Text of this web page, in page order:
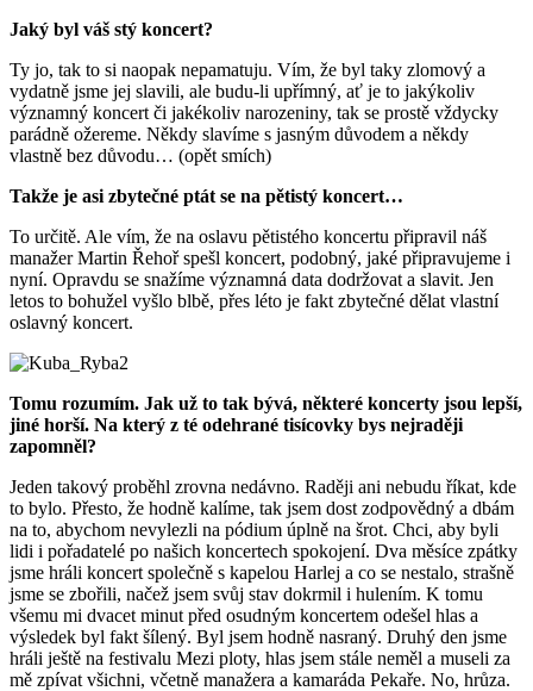
Jaký byl váš stý koncert?
Ty jo, tak to si naopak nepamatuju. Vím, že byl taky zlomový a
vydatně jsme jej slavili, ale budu-li upřímný, ať je to jakýkoliv
významný koncert či jakékoliv narozeniny, tak se prostě vždycky
parádně ožereme. Někdy slavíme s jasným důvodem a někdy
vlastně bez důvodu… (opět smích)
Takže je asi zbytečné ptát se na pětistý koncert…
To určitě. Ale vím, že na oslavu pětistého koncertu připravil náš
manažer Martin Řehoř spešl koncert, podobný, jaké připravujeme i
nyní. Opravdu se snažíme významná data dodržovat a slavit. Jen
letos to bohužel vyšlo blbě, přes léto je fakt zbytečné dělat vlastní
oslavný koncert.
Tomu rozumím. Jak už to tak bývá, některé koncerty jsou lepší,
jiné horší. Na který z té odehrané tisícovky bys nejraději
zapomněl?
Jeden takový proběhl zrovna nedávno. Raději ani nebudu říkat, kde
to bylo. Přesto, že hodně kalíme, tak jsem dost zodpovědný a dbám
na to, abychom nevylezli na pódium úplně na šrot. Chci, aby byli
lidi i pořadatelé po našich koncertech spokojení. Dva měsíce zpátky
jsme hráli koncert společně s kapelou Harlej a co se nestalo, strašně
jsme se zbořili, načež jsem svůj stav dokrmil i hulením. K tomu
všemu mi dvacet minut před osudným koncertem odešel hlas a
výsledek byl fakt šílený. Byl jsem hodně nasraný. Druhý den jsme
hráli ještě na festivalu Mezi ploty, hlas jsem stále neměl a museli za
mě zpívat všichni, včetně manažera a kamaráda Pekaře. No, hrůza.